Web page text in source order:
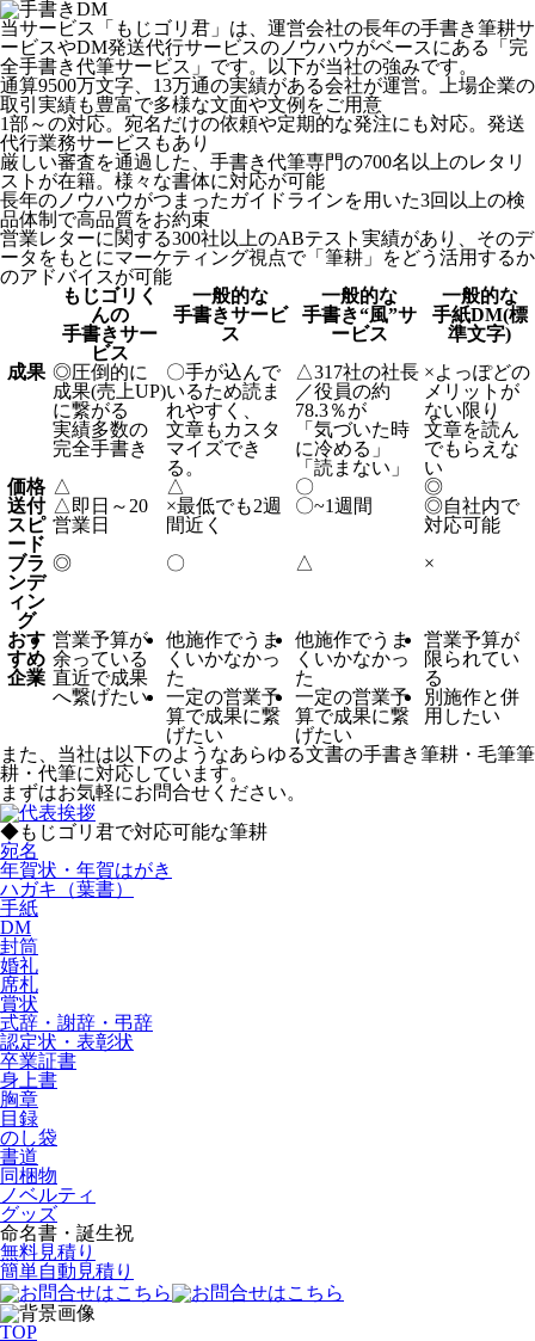
当サービス「もじゴリ君」は、運営会社の長年の手書き筆耕サ
ービスやDM発送代行サービスのノウハウがベースにある「完
全手書き代筆サービス」です。以下が当社の強みです。
通算9500万文字、13万通の実績がある会社が運営。上場企業の
取引実績も豊富で多様な文面や文例をご用意
1部～の対応。宛名だけの依頼や定期的な発注にも対応。発送
代行業務サービスもあり
厳しい審査を通過した、手書き代筆専門の700名以上のレタリ
ストが在籍。様々な書体に対応が可能
長年のノウハウがつまったガイドラインを用いた3回以上の検
品体制で高品質をお約束
営業レターに関する300社以上のABテスト実績があり、そのデ
ータをもとにマーケティング視点で「筆耕」をどう活用するか
のアドバイスが可能
もじゴリく
んの
手書きサー
ビス
一般的な
手書きサービ
ス
一般的な
手書き“風”サ
ービス
一般的な
手紙DM(標
準文字)
成果 ◎圧倒的に
成果(売上UP)
に繋がる
実績多数の
完全手書き
〇手が込んで
いるため読ま
れやすく、
文章もカスタ
マイズでき
る。
△317社の社長
／役員の約
78.3％が
「気づいた時
に冷める」
「読まない」
×よっぽどの
メリットが
ない限り
文章を読ん
でもらえな
い
価格 △ △ 〇
◎
送付
スピ
ード
△ 即日～20
営業日
×最低でも2週
間近く
〇~1週間 ◎自社内で
対応可能
ブラ
ンデ
ィン
グ
◎ 〇 △ ×
おす
すめ
企業
営業予算が
余っている
直近で成果
へ繋げたい
他施作でうま
くいかなかっ
た
一定の営業予
算で成果に繋
げたい
他施作でうま
くいかなかっ
た
一定の営業予
算で成果に繋
げたい
営業予算が
限られてい
る
別施作と併
用したい
また、当社は以下のようなあらゆる文書の手書き筆耕・毛筆筆
耕・代筆に対応しています。
まずはお気軽にお問合せください。
◆もじゴリ君で対応可能な筆耕
宛名
年賀状・年賀はがき
ハガキ（葉書）
手紙
DM
封筒
婚礼
席札
賞状
式辞・謝辞・弔辞
認定状・表彰状
卒業証書
身上書
胸章
目録
のし袋
書道
同梱物
ノベルティ
グッズ
命名書・誕生祝
無料見積り
簡単自動見積り
TOP